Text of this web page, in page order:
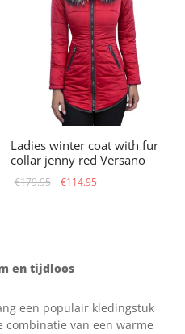
Ladies winter coat with fur
collar jenny red Versano
€179.95
Original
€114.95
en tijdloos
een populair kledingstuk
combinatie van een warme